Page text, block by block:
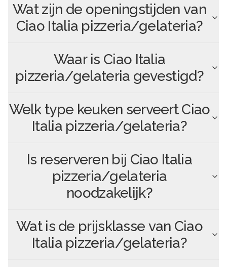
Wat zijn de openingstijden van
Ciao Italia pizzeria/gelateria?
Waar is Ciao Italia
pizzeria/gelateria gevestigd?
Welk type keuken serveertCiao
Italia pizzeria/gelateria?
Is reserveren bij Ciao Italia
pizzeria/gelateria
noodzakelijk?
Wat is de prijsklasse van Ciao
Italia pizzeria/gelateria?